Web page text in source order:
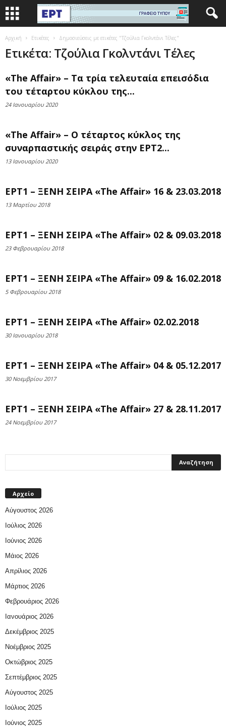
Αρχική Ετικέτες Δημοσιεύσεις με ετικέτες "Τζούλια Γκολντάνι Τέλες"
Ετικέτα: Τζούλια Γκολντάνι Τέλες
«The Affair» – Τα τρία τελευταία επεισόδια
του τέταρτου κύκλου της...
24 Ιανουαρίου 2020
«The Affair» – Ο τέταρτος κύκλος της
συναρπαστικής σειράς στην ΕΡΤ2...
13 Ιανουαρίου 2020
ΕΡΤ1 – ΞΕΝΗ ΣΕΙΡΑ «The Affair» 16 & 23.03.2018
13 Μαρτίου 2018
ΕΡΤ1 – ΞΕΝΗ ΣΕΙΡΑ «The Affair» 02 & 09.03.2018
23 Φεβρουαρίου 2018
ΕΡΤ1 – ΞΕΝΗ ΣΕΙΡΑ «The Affair» 09 & 16.02.2018
5 Φεβρουαρίου 2018
ΕΡΤ1 – ΞΕΝΗ ΣΕΙΡΑ «The Affair» 02.02.2018
30 Ιανουαρίου 2018
ΕΡΤ1 – ΞΕΝΗ ΣΕΙΡΑ «The Affair» 04 & 05.12.2017
30 Νοεμβρίου 2017
ΕΡΤ1 – ΞΕΝΗ ΣΕΙΡΑ «The Affair» 27 & 28.11.2017
24 Νοεμβρίου 2017
Αρχείο
Αύγουστος 2026
Ιούλιος 2026
Ιούνιος 2026
Μάιος 2026
Απρίλιος 2026
Μάρτιος 2026
Φεβρουάριος 2026
Ιανουάριος 2026
Δεκέμβριος 2025
Νοέμβριος 2025
Οκτώβριος 2025
Σεπτέμβριος 2025
Αύγουστος 2025
Ιούλιος 2025
Ιούνιος 2025